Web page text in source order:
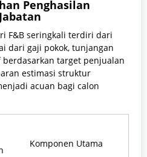
Penghasilan
F&B seringkali terdiri dari
dari gaji pokok, tunjangan
target penjualan
estimasi struktur
acuan bagi calon
Komponen Utama